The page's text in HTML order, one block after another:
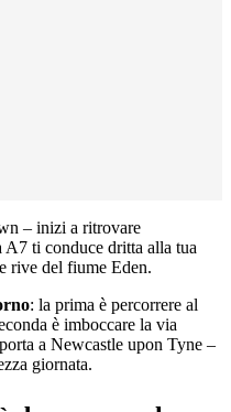
– inizi a ritrovare
A7 ti conduce dritta alla tua
rive del fiume Eden.
: la prima è percorrere al
è imboccare la via
a Newcastle upon Tyne –
giornata.